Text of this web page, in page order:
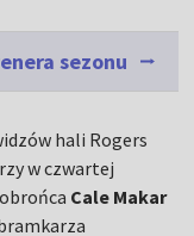
sezonu
hali Rogers
w czwartej
Cale Makar